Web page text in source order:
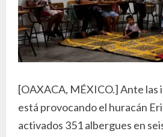
[OAXACA, MÉXICO.] Ante las
está provocando el huracán
activados 351 albergues en